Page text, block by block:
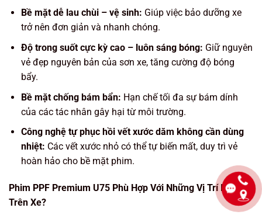
Bề mặt dễ lau chùi – vệ sinh: Giúp việc bảo dưỡng xe
trở nên đơn giản và nhanh chóng.
Độ trong suốt cực kỳ cao – luôn sáng bóng: Giữ nguyên
vẻ đẹp nguyên bản của sơn xe, tăng cường độ bóng
bẩy.
Bề mặt chống bám bẩn: Hạn chế tối đa sự bám dính
của các tác nhân gây hại từ môi trường.
Công nghệ tự phục hồi vết xước dăm không cần dùng
nhiệt: Các vết xước nhỏ có thể tự biến mất, duy trì vẻ
hoàn hảo cho bề mặt phim.
Phim PPF Premium U75 Phù Hợp Với Những Vị Trí Nào
Trên Xe?